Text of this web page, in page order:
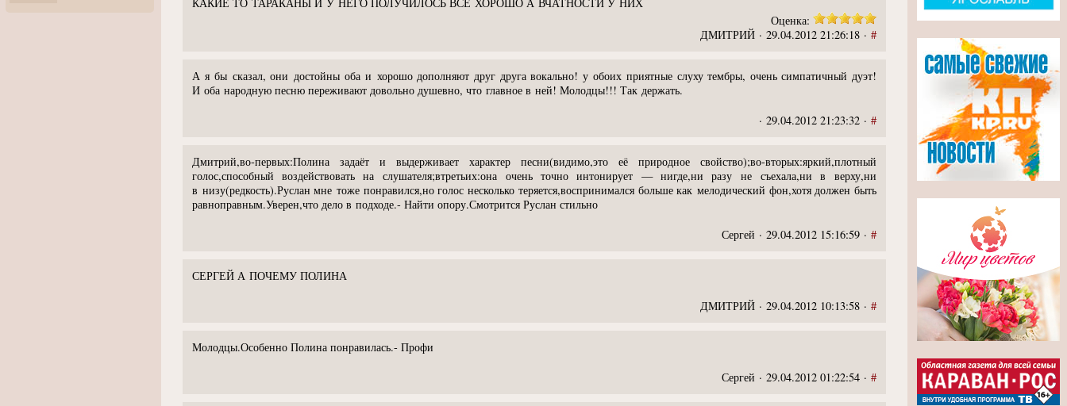
Оценка:
ДМИТРИЙ · 29.04.2012 21:26:18 · #
А я бы сказал, они достойны оба и хорошо дополняют друг друга вокально! у обоих приятные слуху тембры, очень симпатичный дуэт!
И оба народную песню переживают довольно душевно, что главное в ней! Молодцы!!! Так держать.
· 29.04.2012 21:23:32 · #
Дмитрий,во-первых:Полина задаёт и выдерживает характер песни(видимо,это её природное свойство);во-вторых:яркий,плотный
голос,способный воздействовать на слушателя;втретьих:она очень точно интонирует — нигде,ни разу не съехала,ни в верху,ни
в низу(редкость).Руслан мне тоже понравился,но голос несколько теряется,воспринимался больше как мелодический фон,хотя должен быть
равноправным.Уверен,что дело в подходе.- Найти опору.Смотрится Руслан стильно
Сергей · 29.04.2012 15:16:59 · #
СЕРГЕЙ А ПОЧЕМУ ПОЛИНА
ДМИТРИЙ · 29.04.2012 10:13:58 · #
Молодцы.Особенно Полина понравилась.- Профи
Сергей · 29.04.2012 01:22:54 · #